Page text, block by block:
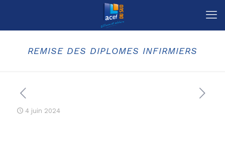
REMISE DES DIPLOMES INFIRMIERS
4 juin 2024